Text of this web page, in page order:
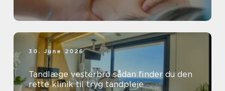
30. June 2026
Tandlæge vesterbro sådan finder du den
rette klinik til tryg tandpleje